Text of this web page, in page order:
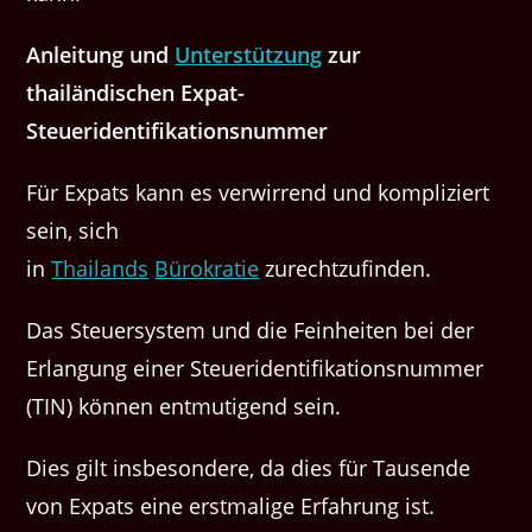
Anleitung und Unterstützung zur
thailändischen Expat-
Steueridentifikationsnummer
Für Expats kann es verwirrend und kompliziert
sein, sich
inThailands Bürokratie zurechtzufinden.
Das Steuersystem und die Feinheiten bei der
Erlangung einer Steueridentifikationsnummer
(TIN) können entmutigend sein.
Dies gilt insbesondere, da dies für Tausende
von Expats eine erstmalige Erfahrung ist.